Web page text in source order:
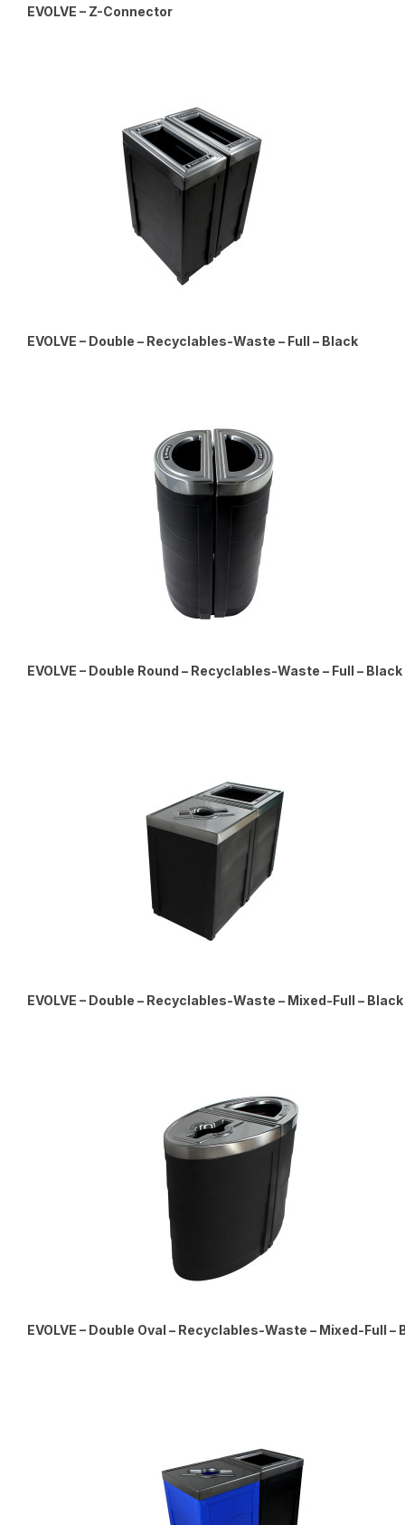
EVOLVE – Z-Connector
EVOLVE – Double – Recyclables-Waste – Full – Black
EVOLVE – Double Round – Recyclables-Waste – Full – Black
EVOLVE – Double – Recyclables-Waste – Mixed-Full – Black
EVOLVE – Double Oval – Recyclables-Waste – Mixed-Full –